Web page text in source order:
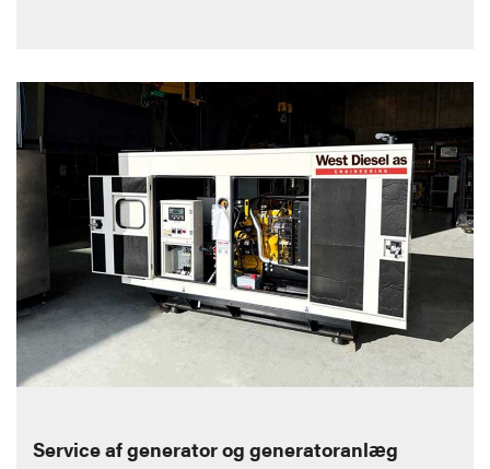
Service af generator og generatoranlæg